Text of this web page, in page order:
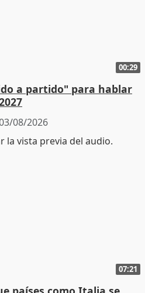
00:29
a partido" para hablar
08/2026
07:21